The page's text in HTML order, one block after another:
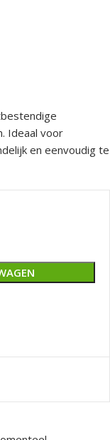
Ideaal voor
en eenvoudig te